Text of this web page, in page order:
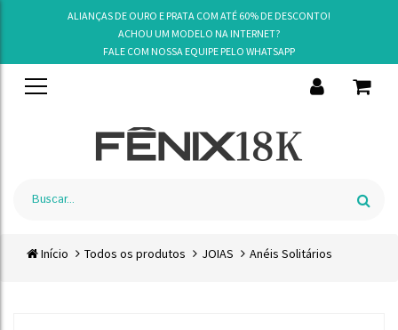
ALIANÇAS DE OURO E PRATA COM ATÉ 60% DE DESCONTO!
ACHOU UM MODELO NA INTERNET?
FALE COM NOSSA EQUIPE PELO WHATSAPP
Início Todos os produtos JOIAS Anéis Solitários